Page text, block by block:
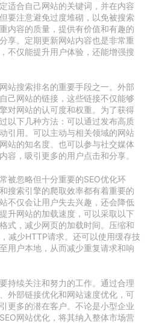
适合自己网站的关键词，并在内容
要注意避免过度堆砌，以免被搜索
内容的质量，提供有价值和有趣的
享。定期更新网站内容也是非常重
不仅能提升用户体验，还能增强搜
站搜索排名的重要手段之一。外部
己网站的链接，这些链接不仅能够
对网站的认可度和权重。为了获得
以下几种方法：可以通过发布高质
引用。可以主动与相关领域的网站
站的知名度。也可以参与社交媒体
容，吸引更多的用户点击和分享。
被忽略但十分重要的SEO优化环
搜索引擎的爬取效率都有着重要的
不仅会让用户失去兴趣，还会降低
升网站的加载速度，可以采取以下
式，减少网页的加载时间。压缩和
减少HTTP请求。还可以使用缓存技
用户本地，从而减少重复请求和响
持续关注和努力的工作。通过合理
外部链接优化和网站速度优化，可
更多的潜在客户。不论是小型企业
网站优化，将其纳入整体市场营